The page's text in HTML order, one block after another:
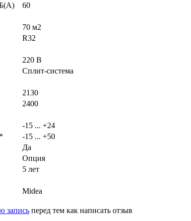
60
70 м2
R32
220 В
Сплит-система
2130
2400
-15 ... +24
-15 ... +50
Да
Опция
5 лет
Midea
запись перед тем как написать отзыв